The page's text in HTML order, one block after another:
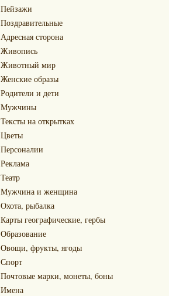
Пейзажи
Поздравительные
Адресная сторона
Живопись
Животный мир
Женские образы
Родители и дети
Мужчины
Тексты на открытках
Цветы
Персоналии
Реклама
Театр
Мужчина и женщина
Охота, рыбалка
Карты географические, гербы
Образование
Овощи, фрукты, ягоды
Спорт
Почтовые марки, монеты, боны
Имена